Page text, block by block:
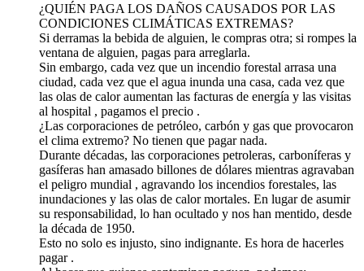
¿QUIÉN PAGA LOS DAÑOS CAUSADOS ​​POR LAS
CONDICIONES CLIMÁTICAS EXTREMAS?
Si derramas la bebida de alguien, le compras otra; si rompes la
ventana de alguien, pagas para arreglarla.
Sin embargo, cada vez que un incendio forestal arrasa una
ciudad, cada vez que el agua inunda una casa, cada vez que
las olas de calor aumentan las facturas de energía y las visitas
al hospital , pagamos el precio .
¿Las corporaciones de petróleo, carbón y gas que provocaron
el clima extremo? No tienen que pagar nada.
Durante décadas, las corporaciones petroleras, carboníferas y
gasíferas han amasado billones de dólares mientras agravaban
el peligro mundial , agravando los incendios forestales, las
inundaciones y las olas de calor mortales. En lugar de asumir
su responsabilidad, lo han ocultado y nos han mentido, desde
la década de 1950.
Esto no solo es injusto, sino indignante. Es hora de hacerles
pagar .